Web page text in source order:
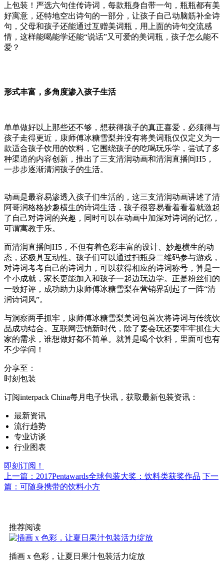
上包装！严选六句佳传诗词，每款瓶身自带一句，瓶瓶都有美
好寓意，还特地空出诗句的一部分，让孩子自己动脑筋补全诗
句，父母和孩子还能通过互赠美词瓶，用上面的诗句交流感
情，这样能喝能学还能“说话”又可爱的美词瓶，孩子怎么能不
爱？
形式丰富，多角度渗入孩子生活
单单做好以上那些还不够，想获得孩子的真正喜爱，必须得与
孩子走得更近，康师傅冰糖雪梨并没有将美词瓶仅仅定义为一
款适合孩子饮用的饮料，它围绕孩子的吃喝玩乐学，尝试了多
种渠道的内容创新，推出了三支清润动画和清润直播间H5，
一步步逐渐清润孩子的生活。
动画是最容易渗透入孩子们生活的，这三支清润动画讲述了清
阿哥润格格妙趣横生的诗词生活，孩子很容易看着看着就激起
了自己对诗词的兴趣，同时可以在动画中加深对诗词的记忆，
可谓寓教于乐。
而清润直播间H5，不但有着色彩丰富的设计、妙趣横生的动
态，还极具互动性。孩子们可以通过扫瓶身二维码参与游戏，
对诗词考考自己的诗词力，可以获得相应的诗词称号，算是一
个小成就，家长更能加入和孩子一起边玩边学。正是粉丝们的
一致好评，成功助力康师傅冰糖雪梨在营销界刮起了一阵“清
润诗词风”。
与洞察两手抓牢，康师傅冰糖雪梨美词包首次将诗词与传统饮
品成功结合。互联网营销新时代，除了要会玩还要牢牢抓住大
家的需求，谁想做好都不简单。就算是喝个饮料，里面可也有
不少学问！
分享至：
时刻包装
订阅interpack China每月电子快讯，获取最新包装资讯：
最新资讯
流行趋势
专业访谈
行业图表
即刻订阅！
上一篇：2017Pentawards全球包装大奖：饮料类获奖作品 下一
篇：可随身携带的饮料小方
推荐阅读
插画 x 色彩，让夏日果汁包装活力绽放